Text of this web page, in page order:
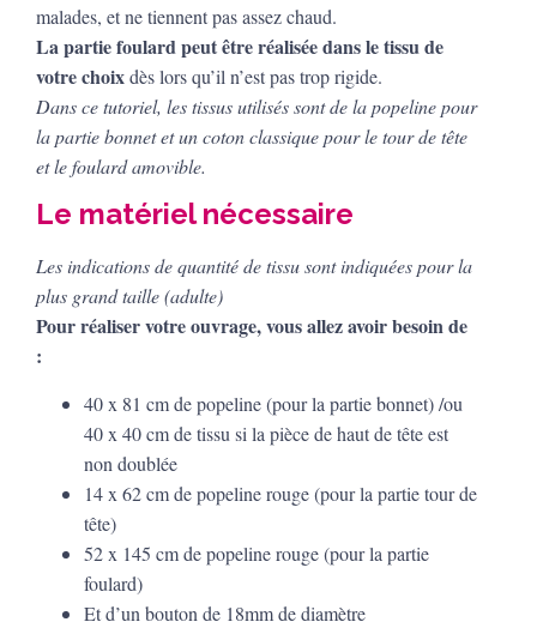
malades, et ne tiennent pas assez chaud.
La partie foulardpeut être réalisée dans le tissu de
votre choixdès lors qu’il n’est pas trop rigide.
Dans ce tutoriel, les tissus utilisés sont de la popeline pour
la partie bonnet et un coton classique pour le tour de tête
et le foulard amovible.
Le matériel nécessaire
Les indications de quantité de tissu sont indiquées pour la
plus grand taille (adulte)
Pour réaliser votre ouvrage, vous allez avoir besoin de
:
40 x 81 cm de popeline (pour la partie bonnet) /ou
40 x 40 cm de tissu si la pièce de haut de tête est
non doublée
14 x 62 cm de popeline rouge (pour la partie tour de
tête)
52 x 145 cm de popeline rouge (pour la partie
foulard)
Et d’un bouton de 18mm de diamètre